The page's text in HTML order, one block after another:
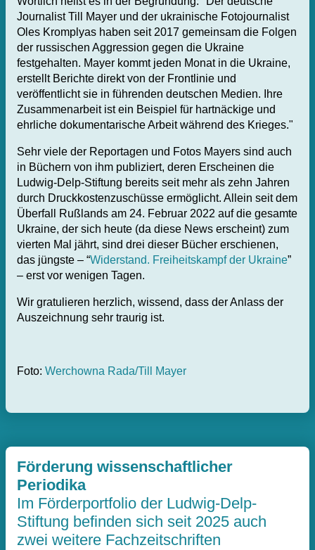
Journalist Till Mayer und der ukrainische Fotojournalist
Oles Kromplyas haben seit 2017 gemeinsam die Folgen
der russischen Aggression gegen die Ukraine
festgehalten. Mayer kommt jeden Monat in die Ukraine,
erstellt Berichte direkt von der Frontlinie und
veröffentlicht sie in führenden deutschen Medien. Ihre
Zusammenarbeit ist ein Beispiel für hartnäckige und
ehrliche dokumentarische Arbeit während des Krieges."
Sehr viele der Reportagen und Fotos Mayers sind auch
in Büchern von ihm publiziert, deren Erscheinen die
Ludwig-Delp-Stiftung bereits seit mehr als zehn Jahren
durch Druckkostenzuschüsse ermöglicht. Allein seit dem
Überfall Rußlands am 24. Februar 2022 auf die gesamte
Ukraine, der sich heute (da diese News erscheint) zum
vierten Mal jährt, sind drei dieser Bücher erschienen,
das jüngste – “Widerstand. Freiheitskampf der Ukraine”
– erst vor wenigen Tagen.
Wir gratulieren herzlich, wissend, dass der Anlass der
Auszeichnung sehr traurig ist.
Foto: Werchowna Rada/Till Mayer
Förderung wissenschaftlicher
Periodika
Im Förderportfolio der Ludwig-Delp-
Stiftung befinden sich seit 2025 auch
zwei weitere Fachzeitschriften